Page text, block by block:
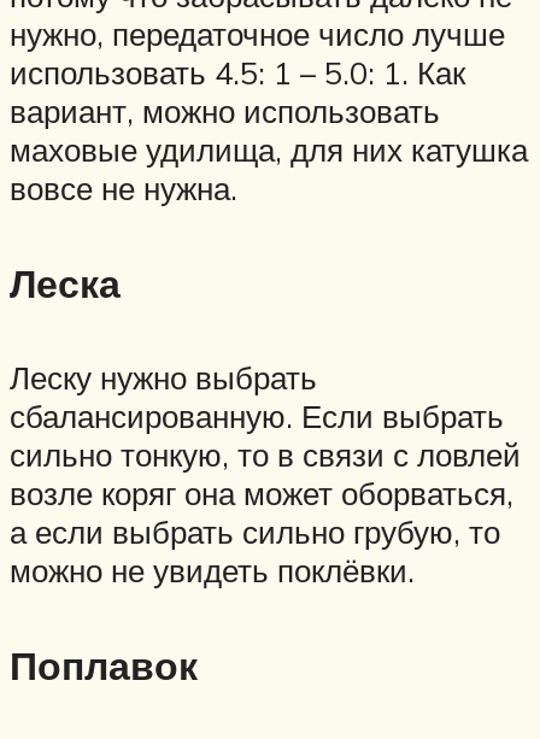
нужно, передаточное число лучше
использовать 4.5: 1 – 5.0: 1. Как
вариант, можно использовать
маховые удилища, для них катушка
вовсе не нужна.
Леска
Леску нужно выбрать
сбалансированную. Если выбрать
сильно тонкую, то в связи с ловлей
возле коряг она может оборваться,
а если выбрать сильно грубую, то
можно не увидеть поклёвки.
Поплавок